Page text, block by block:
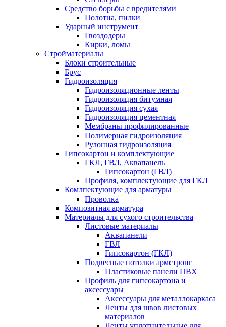
Средство борьбы с вредителями
Полотна, пилки
Ударный инструмент
Гвоздодеры
Кирки, ломы
Стройматериалы
Блоки строительные
Брус
Гидроизоляция
Гидроизоляционные ленты
Гидроизоляция битумная
Гидроизоляция сухая
Гидроизоляция цементная
Мембраны профилированные
Полимерная гидроизоляция
Рулонная гидроизоляция
Гипсокартон и комплектующие
ГКЛ, ГВЛ, Аквапанель
Гипсокартон (ГВЛ)
Профиля, комплектующие для ГКЛ
Комлпектующие для арматуры
Проволка
Композитная арматура
Материалы для сухого строительства
Листовые материалы
Аквапанели
ГВЛ
Гипсокартон (ГКЛ)
Подвесные потолки армстронг
Пластиковые панели ПВХ
Профиль для гипсокартона и
аксессуары
Аксессуары для металлокаркаса
Ленты для швов листовых
материалов